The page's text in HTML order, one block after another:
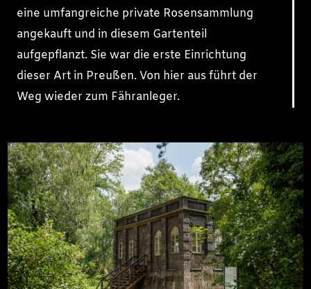
eine umfangreiche private Rosensammlung
angekauft und in diesem Gartenteil
aufgepflanzt. Sie war die erste Einrichtung
dieser Art in Preußen. Von hier aus führt der
Weg wieder zum Fähranleger.